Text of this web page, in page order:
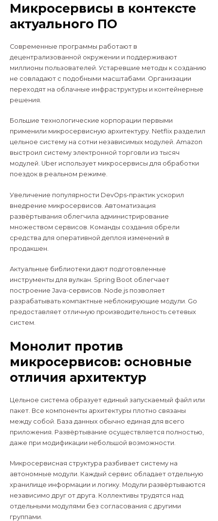
Микросервисы в контексте
актуального ПО
Современные программы работают в
децентрализованной окружении и поддерживают
миллионы пользователей. Устаревшие методы к созданию
не совладают с подобными масштабами. Организации
переходят на облачные инфраструктуры и контейнерные
решения.
Большие технологические корпорации первыми
применили микросервисную архитектуру. Netflix разделил
цельное систему на сотни независимых модулей. Amazon
выстроил систему электронной торговли из тысяч
модулей. Uber использует микросервисы для обработки
поездок в реальном режиме.
Увеличение популярности DevOps-практик ускорил
внедрение микросервисов. Автоматизация
развёртывания облегчила администрирование
множеством сервисов. Команды создания обрели
средства для оперативной деплоя изменений в
продакшен.
Актуальные библиотеки дают подготовленные
инструменты для вулкан. Spring Boot облегчает
построение Java-сервисов. Node.js позволяет
разрабатывать компактные неблокирующие модули. Go
предоставляет отличную производительность сетевых
систем.
Монолит против
микросервисов: основные
отличия архитектур
Цельное система образует единый запускаемый файл или
пакет. Все компоненты архитектуры плотно связаны
между собой. База данных обычно единая для всего
приложения. Развёртывание осуществляется полностью,
даже при модификации небольшой возможности.
Микросервисная структура разбивает систему на
автономные модули. Каждый сервис обладает отдельную
хранилище информации и логику. Модули развёртываются
независимо друг от друга. Коллективы трудятся над
отдельными модулями без согласования с другими
группами.